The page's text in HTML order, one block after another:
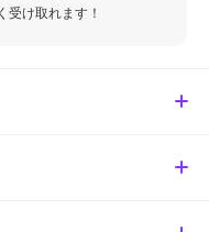
受け取れます！